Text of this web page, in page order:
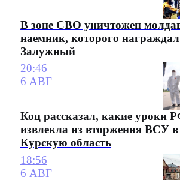
В зоне СВО уничтожен
наемник, которого награждал
Залужный
20:46
6 АВГ
Коц рассказал, какие уроки
извлекла из вторжения ВСУ в
Курскую область
18:56
6 АВГ